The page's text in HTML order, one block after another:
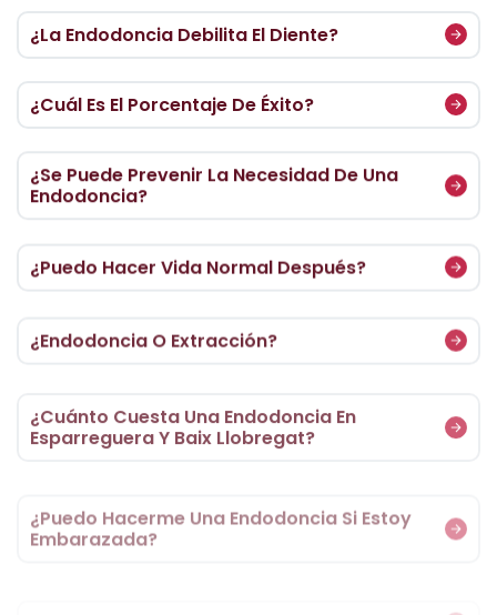
¿La Endodoncia Debilita El Diente?
¿Cuál Es El Porcentaje De Éxito?
¿Se Puede Prevenir La Necesidad De Una
Endodoncia?
¿Puedo Hacer Vida Normal Después?
¿Endodoncia O Extracción?
¿Cuánto Cuesta Una Endodoncia En
Esparreguera Y Baix Llobregat?
Embarazada?